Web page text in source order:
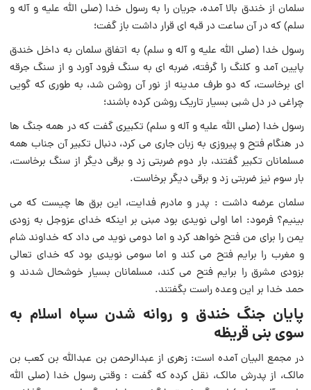
سلمان از خندق بالا آمده، جريان را به رسول خدا (صلى الله عليه و آله و
سلم) كه در آن ساعت در قبه اى قرار داشت باز گفت؛
رسول خدا (صلى الله عليه و آله و سلم) به اتفاق سلمان به داخل خندق
پايين آمد و كلنگ را گرفته، ضربه اى به سنگ فرود آورد و از سنگ جرقه
اى برخاست، كه دو طرف مدينه از نور آن روشن شد، به طورى كه گويى
چراغى در دل شبى بسيار تاريک روشن كرده باشند؛
رسول خدا (صلى الله عليه و آله و سلم) تكبيرى گفت كه در همه جنگ ها
در هنگام فتح و پيروزى به زبان جارى مى كرد، دنبال تكبير آن جناب همه
مسلمانان تكبير گفتند، بار دوم ضربتى زد و برقى ديگر از سنگ برخاست،
بار سوم نيز ضربتى زد و برقى ديگر برخاست.
سلمان عرضه داشت : پدر و مادرم فدايت، اين برق ها چيست كه مى
بينيم؟ فرمود: اما اولى نويدى بود مبنى بر اينكه خداى عزوجل به زودى
يمن را براى من فتح خواهد كرد و اما دومى نويد مى داد كه خداوند شام
و مغرب را برايم فتح مى كند و اما سومى نويدى بود كه خداى تعالى
بزودى مشرق را برايم فتح مى كند، مسلمانان بسيار خوشحال شدند و
حمد خدا بر اين وعده راست بگفتند.
پایان جنگ خندق و روانه شدن سپاه اسلام به
سوى بنى قريظه
در مجمع البيان آمده است: زهرى از عبدالرحمن بن عبدالله بن کعب بن
مالک، از پدرش مالک، نقل کرده که گفت : وقتى رسول خدا (صلى الله